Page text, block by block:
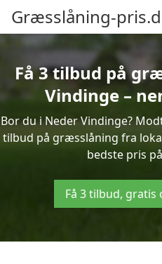
Græsslåning-
Få 3 tilbud på
Vindinge –
Bor du i Neder Vindinge?
tilbud på græsslåning fra
bedste pris
Få 3 tilbud,